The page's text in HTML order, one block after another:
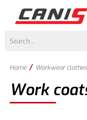
Home / Workwear clothes
Work